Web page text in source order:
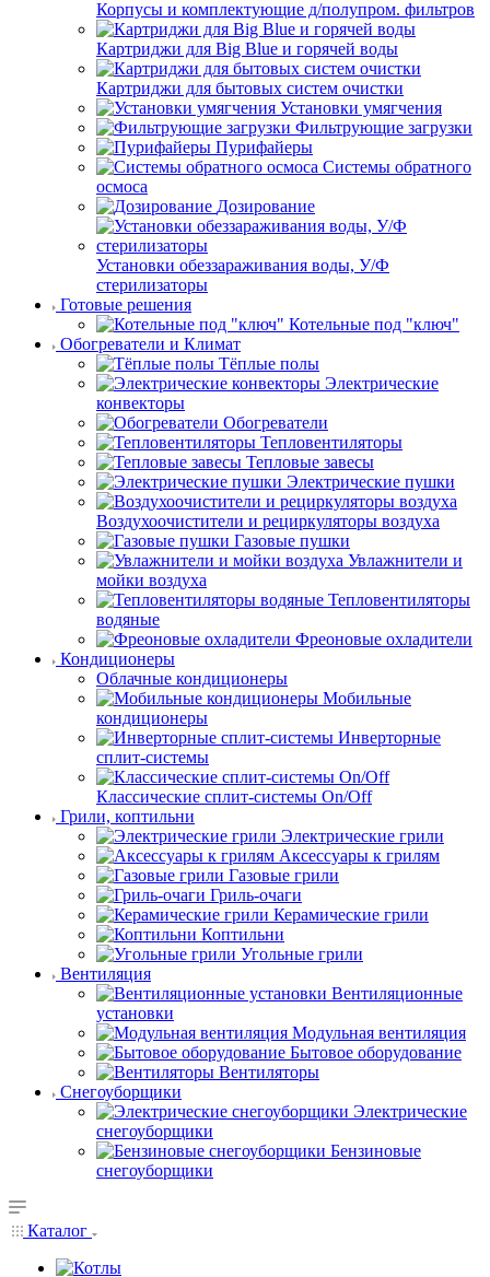
Корпусы и комплектующие д/полупром. фильтров
Картриджи для Big Blue и горячей воды
Картриджи для бытовых систем очистки
Установки умягчения
Фильтрующие загрузки
Пурифайеры
Системы обратного
осмоса
Дозирование
Установки обеззараживания воды, У/Ф
стерилизаторы
Готовые решения
Котельные под "ключ"
Обогреватели и Климат
Тёплые полы
Электрические
конвекторы
Обогреватели
Тепловентиляторы
Тепловые завесы
Электрические пушки
Воздухоочистители и рециркуляторы воздуха
Газовые пушки
Увлажнители и
мойки воздуха
Тепловентиляторы
водяные
Фреоновые охладители
Кондиционеры
Облачные кондиционеры
Мобильные
кондиционеры
Инверторные
сплит-системы
Классические сплит-системы On/Off
Грили, коптильни
Электрические грили
Аксессуары к грилям
Газовые грили
Гриль-очаги
Керамические грили
Коптильни
Угольные грили
Вентиляция
Вентиляционные
установки
Модульная вентиляция
Бытовое оборудование
Вентиляторы
Снегоуборщики
Электрические
снегоуборщики
Бензиновые
снегоуборщики
Каталог